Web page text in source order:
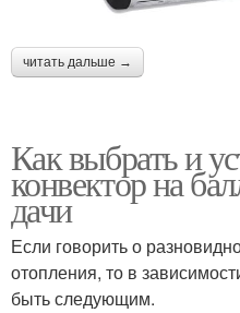
читать дальше →
Как выбрать и
конвектор на
дачи
Если говорить о
отопления, то в
быть следующим.